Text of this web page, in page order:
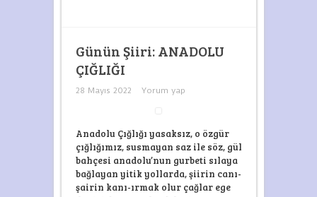
Günün Şiiri: ANADOLU
ÇIĞLIĞI
28 Mayıs 2022 Yorum yap
Anadolu Çığlığı yasaksız, o özgür
çığlığımız, susmayan saz ile söz, gül
bahçesi anadolu’nun gurbeti sılaya
bağlayan yitik yollarda, şiirin canı-
şairin kanı-ırmak olur çağlar ege